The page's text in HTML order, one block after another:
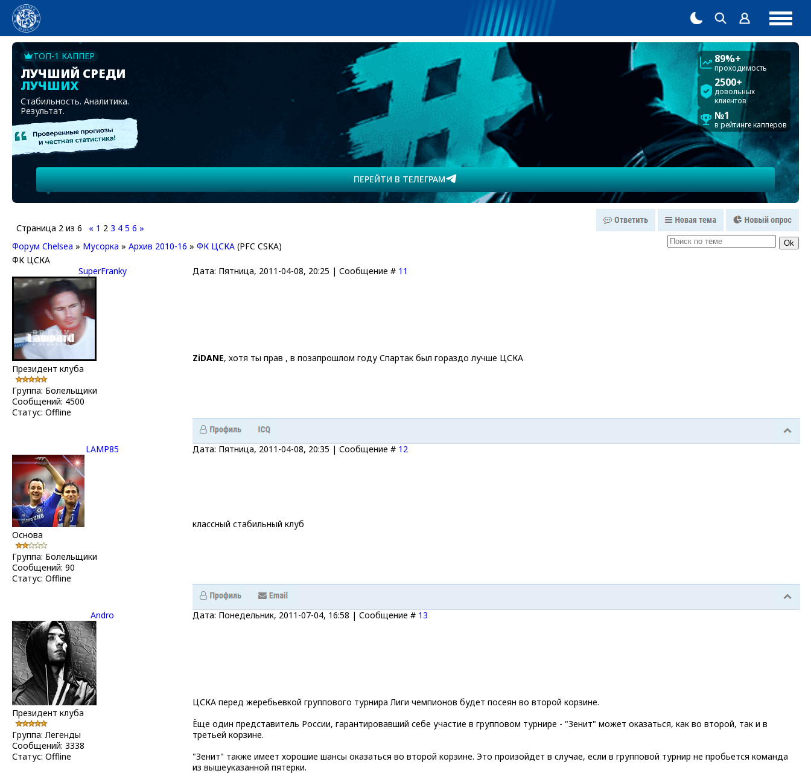
ТОП-1 КАППЕР
ЛУЧШИЙ СРЕДИ
ЛУЧШИХ
Стабильность. Аналитика.
Результат.
89%+
проходимость
2500+
довольных
клиентов
№1
в рейтинге капперов
ПЕРЕЙТИ В ТЕЛЕГРАМ
Страница 2 из 6 « 1 2 3 4 5 6 »
Форум Chelsea » Мусорка » Архив 2010-16 » ФК ЦСКА (PFC CSKA)
ФК ЦСКА
SuperFranky
Дата: Пятница, 2011-04-08, 20:25 | Сообщение # 11
Президент клуба
Группа: Болельщики
Сообщений: 4500
Статус: Offline
ZiDANE, хотя ты прав , в позапрошлом году Спартак был гораздо лучше ЦСКА
LAMP85 Дата: Пятница, 2011-04-08, 20:35 | Сообщение # 12
Основа
Группа: Болельщики
Сообщений: 90
Статус: Offline
классный стабильный клуб
Andro Дата: Понедельник, 2011-07-04, 16:58 | Сообщение # 13
Президент клуба
Группа: Легенды
Сообщений: 3338
Статус: Offline
ЦСКА перед жеребьевкой группового турнира Лиги чемпионов будет посеян во второй корзине.
Ёще один представитель России, гарантировавший себе участие в групповом турнире - "Зенит" может оказаться, как во второй, так и в
третьей корзине.
"Зенит" также имеет хорошие шансы оказаться во второй корзине. Это произойдет в случае, если в групповой турнир не пробьется команда
из вышеуказанной пятерки.